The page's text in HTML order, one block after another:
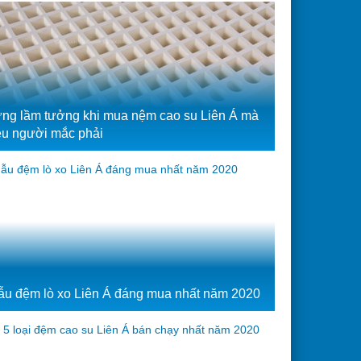
lầm tưởng khi mua nệm cao su Liên Á mà
người mắc phải
đệm lò xo Liên Á đáng mua nhất năm 2020